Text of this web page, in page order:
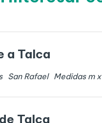
a Talca
San Rafael Medidas m x
Talca